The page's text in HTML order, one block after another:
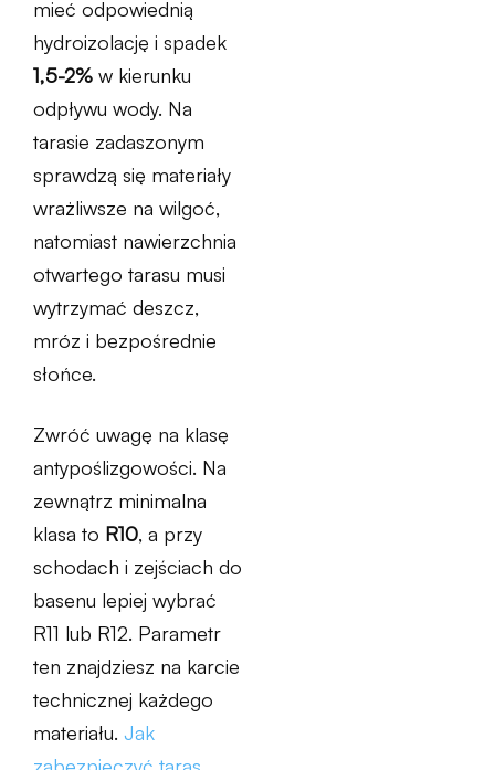
mieć odpowiednią
hydroizolację i spadek
1,5-2% w kierunku
odpływu wody. Na
tarasie zadaszonym
sprawdzą się materiały
wrażliwsze na wilgoć,
natomiast nawierzchnia
otwartego tarasu musi
wytrzymać deszcz,
mróz i bezpośrednie
słońce.
Zwróć uwagę na klasę
antypoślizgowości. Na
zewnątrz minimalna
klasa to R10, a przy
schodach i zejściach do
basenu lepiej wybrać
R11 lub R12. Parametr
ten znajdziesz na karcie
technicznej każdego
materiału. Jak